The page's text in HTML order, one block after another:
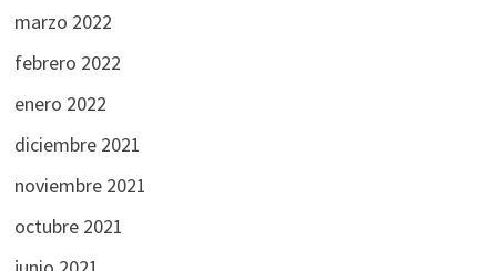
marzo 2022
febrero 2022
enero 2022
diciembre 2021
noviembre 2021
octubre 2021